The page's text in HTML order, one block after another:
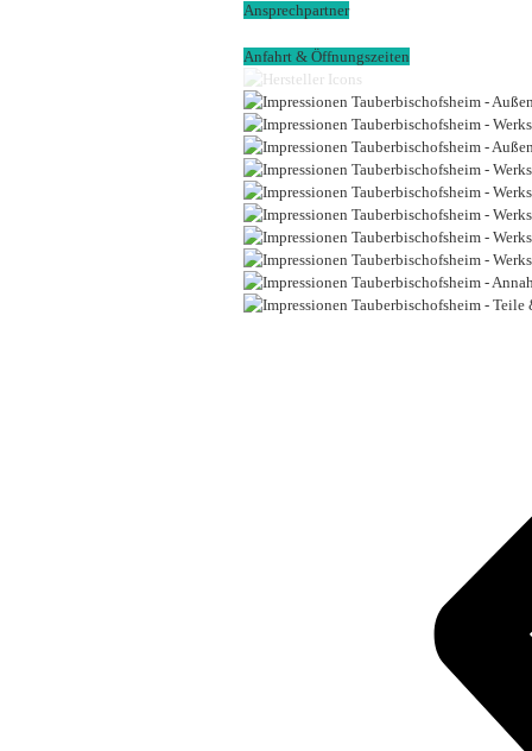
Ansprechpartner
Anfahrt & Öffnungszeiten